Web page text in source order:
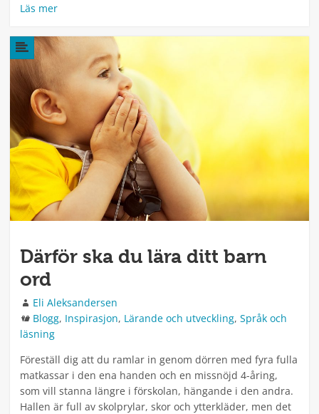
Läs mer
Därför ska du lära ditt barn
ord
Författare
Eli Aleksandersen
Kategorier
Blogg, Inspirasjon, Lärande och utveckling, Språk och
läsning
Föreställ dig att du ramlar in genom dörren med fyra fulla
matkassar i den ena handen och en missnöjd 4-åring,
som vill stanna längre i förskolan, hängande i den andra.
Hallen är full av skolprylar, skor och ytterkläder, men det